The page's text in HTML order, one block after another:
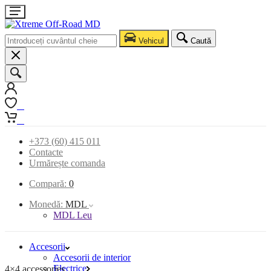
Vehicul Caută
+373 (60) 415 011
Contacte
Urmărește comanda
Compară: 0
Monedă: MDL
MDL Leu
Accesorii
Accesorii de interior
Electrice
4×4 accessories